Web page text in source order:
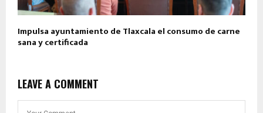
Impulsa ayuntamiento de Tlaxcala el consumo de carne
sana y certificada
LEAVE A COMMENT